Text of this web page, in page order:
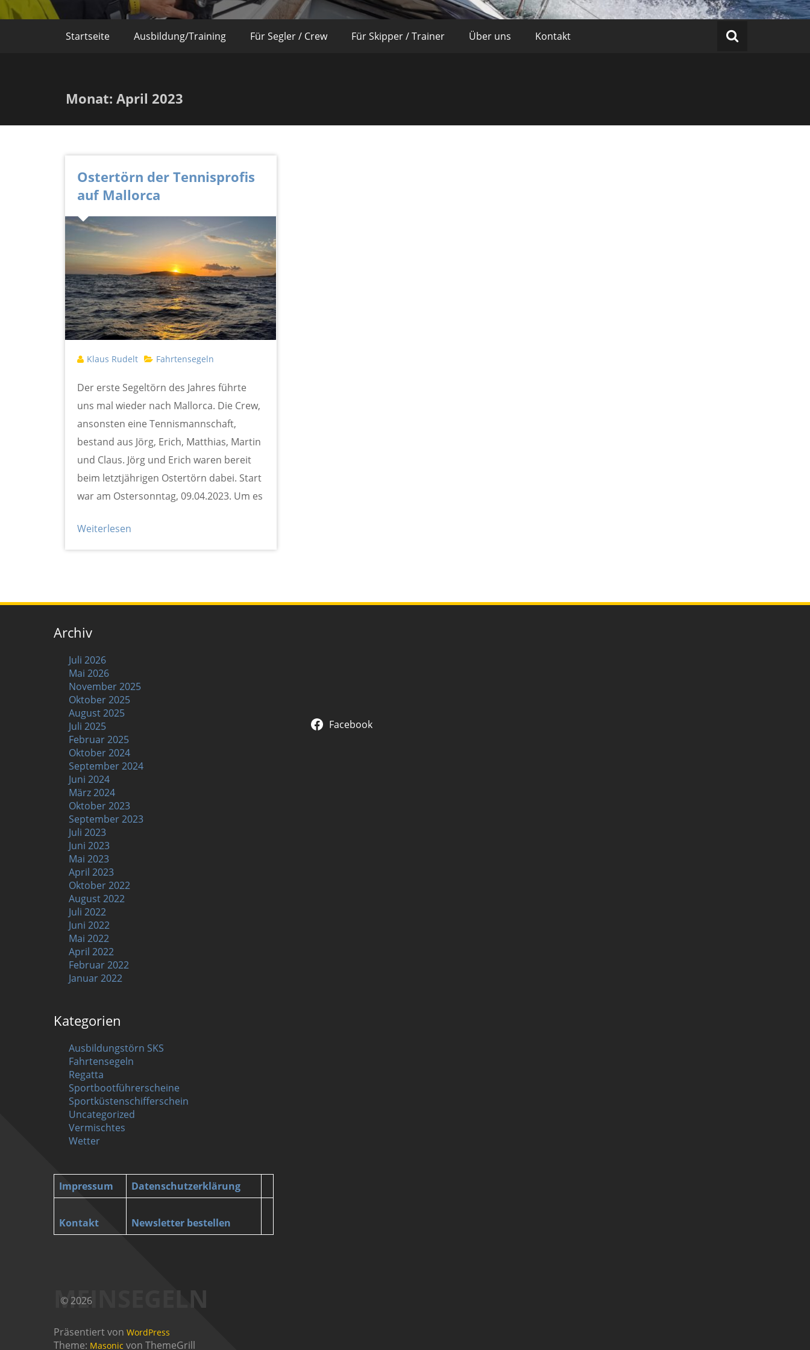
Startseite Ausbildung/Training Für Segler / Crew Für Skipper / Trainer Über uns Kontakt
Monat: April 2023
Ostertörn der Tennisprofis
auf Mallorca
Klaus Rudelt Fahrtensegeln
Der erste Segeltörn des Jahres führte
uns mal wieder nach Mallorca. Die Crew,
ansonsten eine Tennismannschaft,
bestand aus Jörg, Erich, Matthias, Martin
und Claus. Jörg und Erich waren bereit
beim letztjährigen Ostertörn dabei. Start
war am Ostersonntag, 09.04.2023. Um es
Weiterlesen
Archiv
Juli 2026
Mai 2026
November 2025
Oktober 2025
August 2025
Juli 2025
Februar 2025
Oktober 2024
September 2024
Juni 2024
März 2024
Oktober 2023
September 2023
Juli 2023
Juni 2023
Mai 2023
April 2023
Oktober 2022
August 2022
Juli 2022
Juni 2022
Mai 2022
April 2022
Februar 2022
Januar 2022
Kategorien
Ausbildungstörn SKS
Fahrtensegeln
Regatta
Sportbootführerscheine
Sportküstenschifferschein
Uncategorized
Vermischtes
Wetter
Impressum Datenschutzerklärung
Kontakt Newsletter bestellen
Facebook
MEINSEGELN
© 2026
Präsentiert von WordPress
Theme: Masonic von ThemeGrill